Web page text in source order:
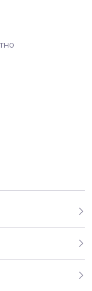
Обратите